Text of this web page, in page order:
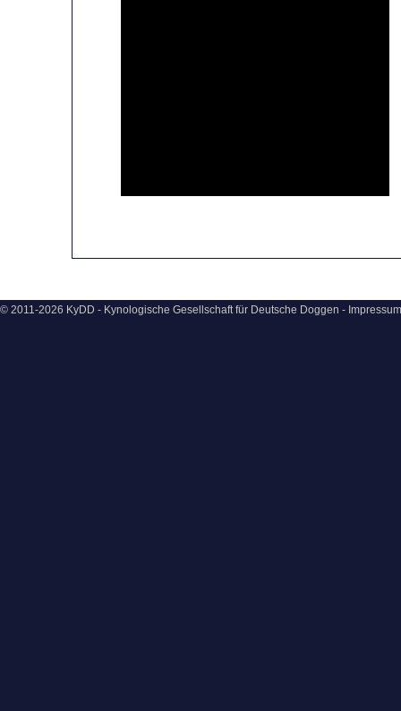
© 2011-2026 KyDD - Kynologische Gesellschaft für Deutsche Doggen - Impressum